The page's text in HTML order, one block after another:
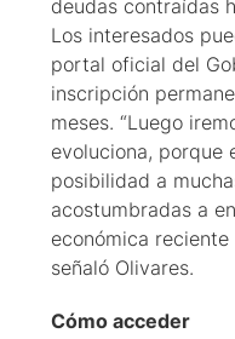
deudas contraídas
Los interesados
portal oficial del
inscripción
meses. “Luego
evoluciona, porque
posibilidad a
acostumbradas a
económica reciente
señaló Olivares.
Cómo acceder